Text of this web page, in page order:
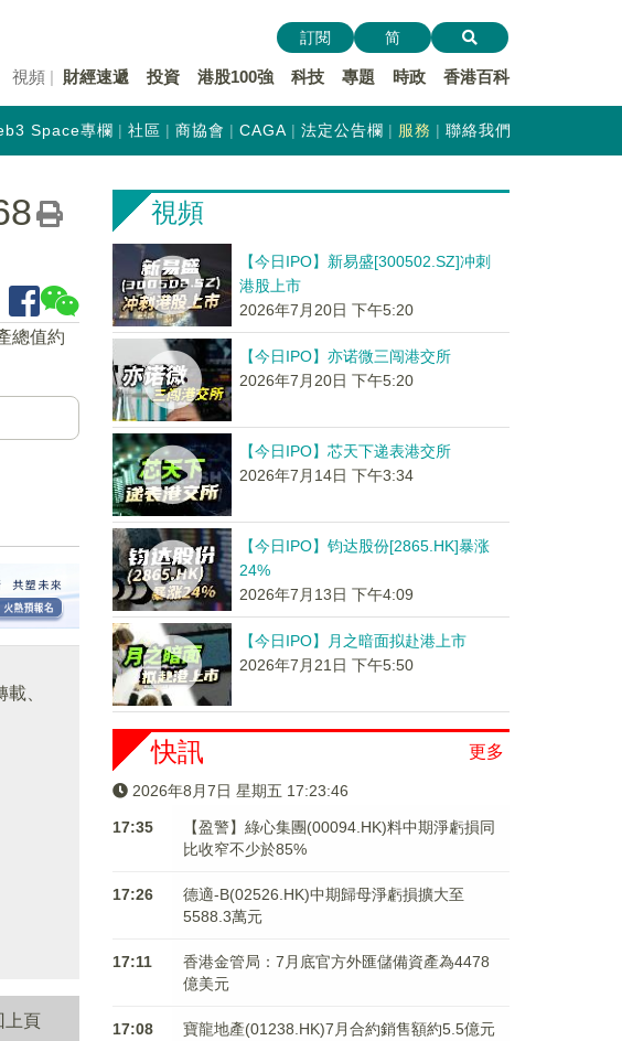
視頻 財經速遞 投資 港股100強 科技 專題 時政 香港百科
訂閱 简
Space專欄 社區 商協會 CAGA 法定公告欄 服務 聯絡我們
總值約
、
上頁
視頻
【今日IPO】新易盛[300502.SZ]冲刺
港股上市
2026年7月20日 下午5:20
【今日IPO】亦诺微三闯港交所
2026年7月20日 下午5:20
【今日IPO】芯天下递表港交所
2026年7月14日 下午3:34
【今日IPO】钧达股份[2865.HK]暴涨
24%
2026年7月13日 下午4:09
【今日IPO】月之暗面拟赴港上市
2026年7月21日 下午5:50
更多
快訊
2026年8月7日 星期五 17:23:46
17:35
【盈警】綠心集團(00094.HK)料中期淨虧損同
比收窄不少於85%
17:26
德適-B(02526.HK)中期歸母淨虧損擴大至
5588.3萬元
17:11
香港金管局：7月底官方外匯儲備資產為4478
億美元
17:08 寶龍地產(01238.HK)7月合約銷售額約5.5億元